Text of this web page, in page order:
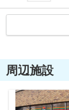
周辺施設